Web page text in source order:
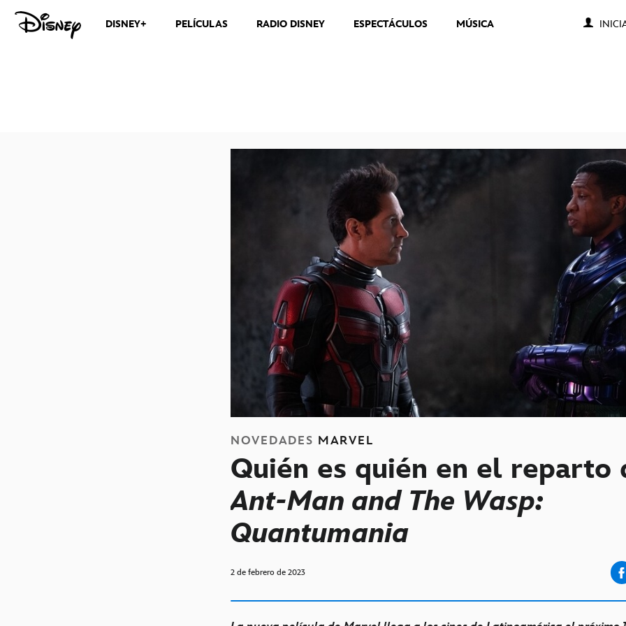
DISNEY+ PELÍCULAS RADIO DISNEY ESPECTÁCULOS MÚSICA
NOVEDADES MARVEL
Quién es quién en el reparto
Ant-Man and The Wasp:
Quantumania
2 de febrero de 2023